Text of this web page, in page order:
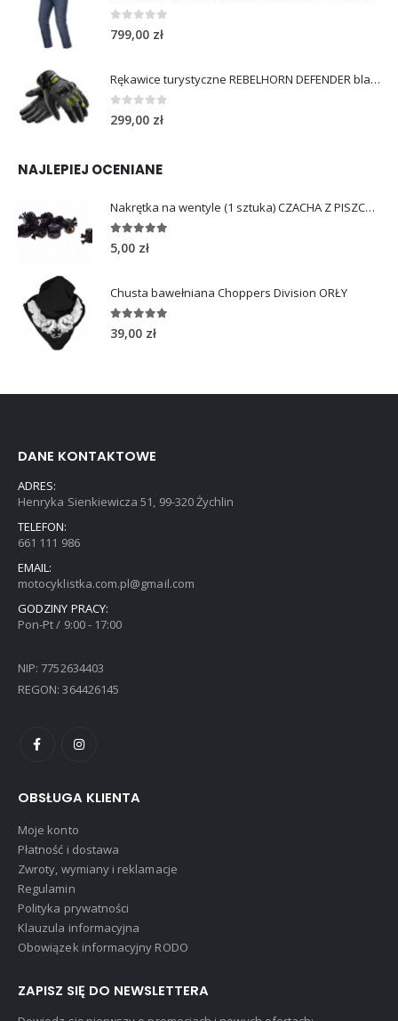
0out of 5
799,00 zł
Rękawice turystyczne REBELHORN DEFENDER black yellow fluo
0 out of 5
299,00 zł
NAJLEPIEJ OCENIANE
Nakrętka na wentyle (1 sztuka) CZACHA Z PISZCZELAMI
5.00 out of 5
5,00 zł
Chusta bawełniana Choppers Division ORŁY
5.00out of 5
39,00 zł
DANE KONTAKTOWE
ADRES:
Henryka Sienkiewicza 51, 99-320 Żychlin
TELEFON:
661 111 986
EMAIL:
motocyklistka.com.pl@gmail.com
GODZINY PRACY:
Pon-Pt / 9:00 - 17:00
NIP: 7752634403
REGON: 364426145
OBSŁUGA KLIENTA
Moje konto
Płatność i dostawa
Zwroty, wymiany i reklamacje
Regulamin
Polityka prywatności
Klauzula informacyjna
Obowiązek informacyjny RODO
ZAPISZ SIĘ DO NEWSLETTERA